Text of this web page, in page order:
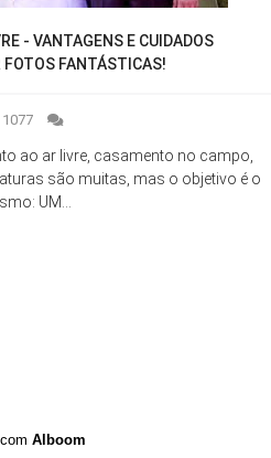
- VANTAGENS E CUIDADOS
FOTOS FANTÁSTICAS!
1077
ao ar livre, casamento no campo,
são muitas, mas o objetivo é o
UM...
Alboom